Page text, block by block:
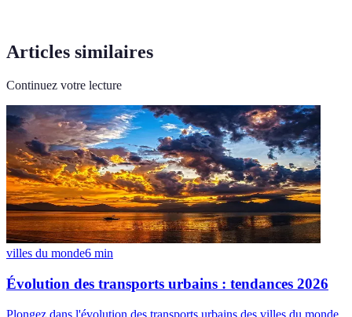
Articles similaires
Continuez votre lecture
villes du monde6 min
Évolution des transports urbains : tendances 2026
Plongez dans l'évolution des transports urbains des villes du monde